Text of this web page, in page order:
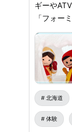
ギーやATV
「フォー
にあたり
だけでな
意‼ 本物のコースを走る「サーキット同乗体験」や「子
ども専用
くんふわ
ます🎵 会場には、ホットドッグやかき氷などのグルメ
や、陸別
家族揃っ
北海道
体験